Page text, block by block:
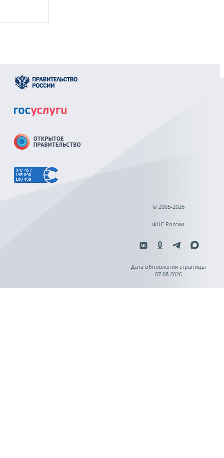
© 2005-2026
ФНС России
Дата обновления страницы
07.08.2026